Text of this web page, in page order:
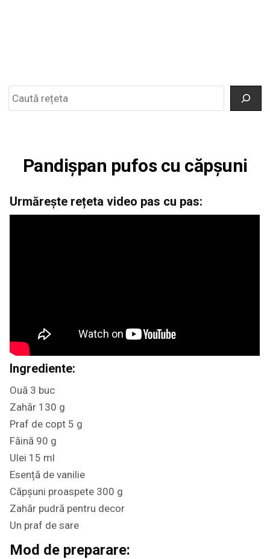
Pandișpan pufos cu căpșuni
Urmărește rețeta video pas cu pas:
Ingrediente:
Ouă 3 buc
Zahăr 130 g
Praf de copt 5 g
Făină 90 g
Ulei 15 ml
Esență de vanilie
Căpșuni proaspete 300 g
Zahăr pudră pentru decor
Un praf de sare
Mod de preparare: